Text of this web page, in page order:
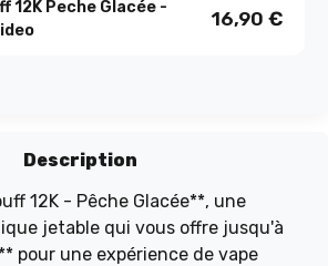
12K Peche Glacée -
16,90 €
Description
12K - Pêche Glacée**, une
jetable qui vous offre jusqu'à
pour une expérience de vape